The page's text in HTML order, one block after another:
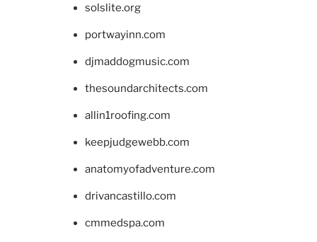
solslite.org
portwayinn.com
djmaddogmusic.com
thesoundarchitects.com
allin1roofing.com
keepjudgewebb.com
anatomyofadventure.com
drivancastillo.com
cmmedspa.com